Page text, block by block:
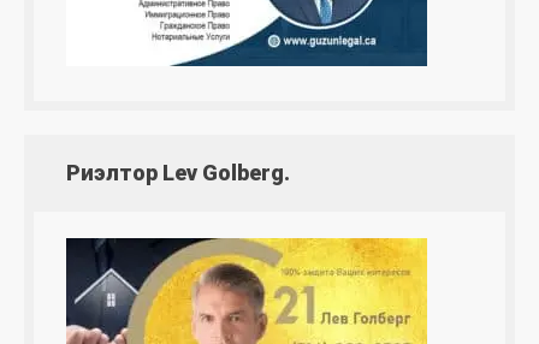
Риэлтор Lev Golberg.